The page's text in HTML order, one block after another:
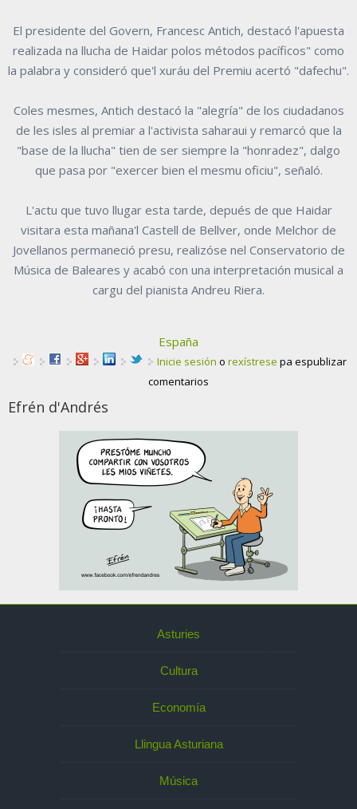
El presidente del Govern, Francesc Antich, destacó l'apuesta
realizada na llucha de Haidar polos métodos pacíficos" como
la palabra y consideró que'l xuráu del Premiu acertó "dafechu".
Coles mesmes, Antich destacó la "alegría" de los ciudadanos
de les isles al premiar a l'activista saharaui y remarcó que la
"base de la llucha" tien de ser siempre la "honradez", dalgo
que pasa por "exercer bien el mesmu oficiu", señaló.
L'actu que tuvo llugar esta tarde, depués de que Haidar
visitara esta mañana'l Castell de Bellver, onde Melchor de
Jovellanos permaneció presu, realizóse nel Conservatorio de
Música de Baleares y acabó con una interpretación musical a
cargu del pianista Andreu Riera.
España
Inicie sesión o rexístrese pa espublizar
comentarios
Efrén d'Andrés
Asturies
Cultura
Economía
Llingua Asturiana
Música